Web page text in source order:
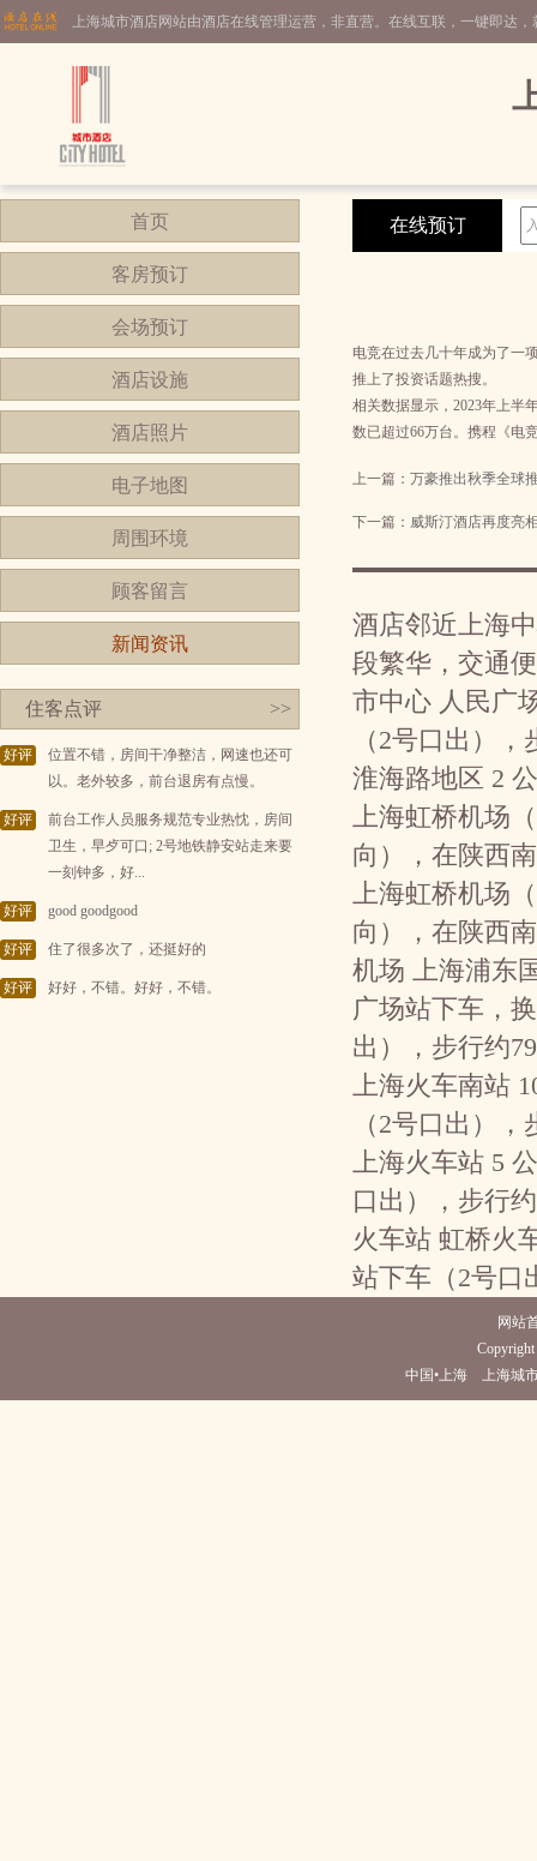
上海城市酒店网站由酒店在线管理运营，非直营。在线互联，一键即达
首页
客房预订
会场预订
酒店设施
酒店照片
电子地图
周围环境
顾客留言
新闻资讯
住客点评 >>
好评
位置不错，房间干净整洁，网速也还可
以。老外较多，前台退房有点慢。
好评
前台工作人员服务规范专业热忱，房间
卫生，早歺可口; 2号地铁静安站走来要
一刻钟多，好...
好评 good goodgood
好评 住了很多次了，还挺好的
好评 好好，不错。好好，不错。
在线预订
电竞在过去几十年成为了一
推上了投资话题热搜。
相关数据显示，2023年上半
数已超过66万台。携程《电
上一篇： 万豪推出秋季全球
下一篇： 威斯汀酒店再度亮
酒店邻近上海
段繁华，交通
市中心 人民广
（2号口出）
淮海路地区 2
上海虹桥机场
向），在陕西
上海虹桥机场
向），在陕西
机场 上海浦东
广场站下车，
出），步行约
上海火车南站
（2号口出）
上海火车站 5
口出），步行
火车站 虹桥火
站下车（2号口
网站
Copyright
中国•上海 上海城市